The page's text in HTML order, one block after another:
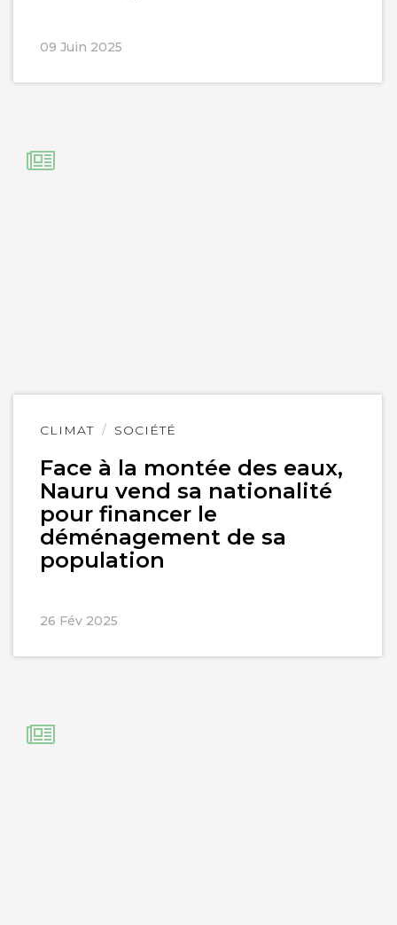
09 Juin 2025
CLIMAT SOCIÉTÉ
Face à la montée des eaux,
Nauru vend sa nationalité
pour financer le
déménagement de sa
population
26 Fév 2025
Lire